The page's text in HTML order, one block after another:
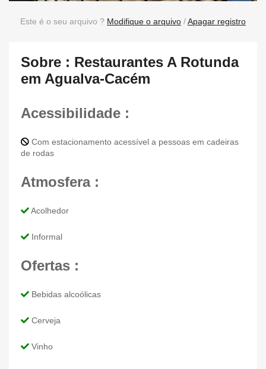
Este é o seu arquivo ? Modifique o arquivo /Apagar registro
Sobre : Restaurantes A Rotunda
em Agualva-Cacém
Acessibilidade :
Com estacionamento acessível a pessoas em cadeiras
de rodas
Atmosfera :
Acolhedor
Informal
Ofertas :
Bebidas alcoólicas
Cerveja
Vinho